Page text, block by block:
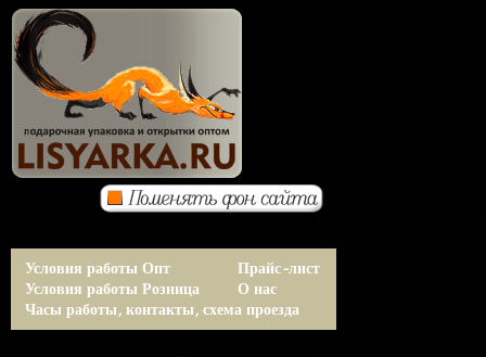
Условия работы Опт
Условия работы Розница
Прайс-лист
О нас
Часы работы, контакты, схема проезда